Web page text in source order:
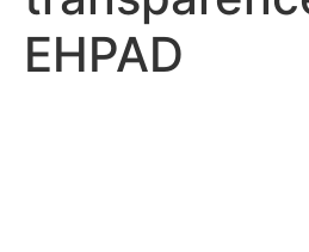
EHPAD